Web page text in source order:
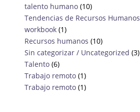
talento humano (10)
Tendencias de Recursos Humanos
workbook (1)
Recursos humanos (10)
Sin categorizar / Uncategorized (3)
Talento (6)
Trabajo remoto (1)
Trabajo remoto (1)